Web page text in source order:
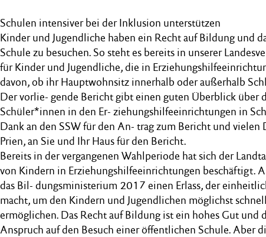
Schulen intensiver bei der Inklusion unterstützen
Kinder und Jugendliche haben ein Recht auf Bildung und
Schule zu besuchen. So steht es bereits in unserer
für Kinder und Jugendliche, die in
davon, ob ihr Hauptwohnsitz innerhalb oder außerhalb
Der vorlie- gende Bericht gibt einen guten Überblick über
Schüler*innen in den Er- ziehungshilfeeinrichtungen in
Dank an den SSW für den An- trag zum Bericht und vielen
Prien, an Sie und Ihr Haus für den Bericht.
Bereits in der vergangenen Wahlperiode hat sich der
von Kindern in Erziehungshilfeeinrichtungen beschäftigt.
das Bil- dungsministerium 2017 einen Erlass, der
macht, um den Kindern und Jugendlichen möglichst
ermöglichen. Das Recht auf Bildung ist ein hohes Gut und
Anspruch auf den Besuch einer öffentlichen Schule. Aber